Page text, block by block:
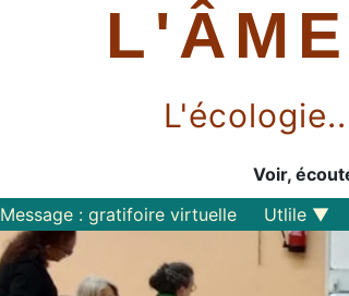
Voir,
Message : gratifoire virtuelle
Utlile
Outils